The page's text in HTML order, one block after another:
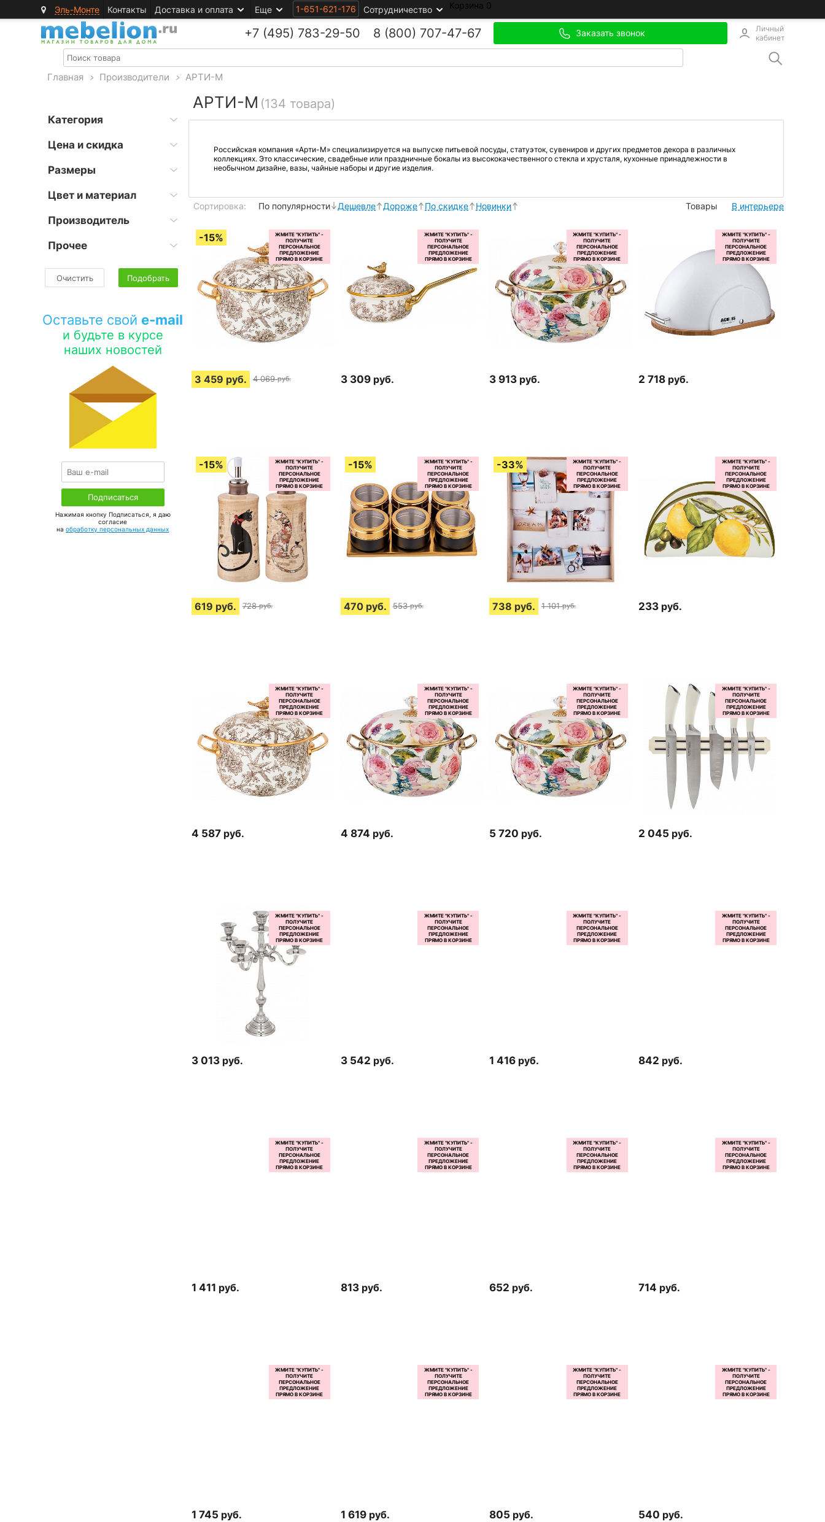
Эль-Монте Контакты Доставка и оплата Еще 1-651-621-176 Сотрудничество Корзина 0
+7 (495) 783-29-50 8 (800) 707-47-67 Заказать звонок
Личный
кабинет
Главная > Производители > АРТИ-М
Категория
Цена и скидка
Размеры
Цвет и материал
Производитель
Прочее
Очистить Подобрать
Оставьте свой e-mail
и будьте в курсе
наших новостей
Нажимая кнопку Подписаться, я даю
соглаcие
на обработку персональных данных
АРТИ-М (134 товара)
Российская компания «Арти-М» специализируется на выпуске питьевой посуды, статуэток, сувениров и других предметов декора в различных
коллекциях. Это классические, свадебные или праздничные бокалы из высококачественного стекла и хрусталя, кухонные принадлежности в
необычном дизайне, вазы, чайные наборы и другие изделия.
Сортировка: По популярности Дешевле Дороже По скидке Новинки Товары В интерьере
3 459 руб. 4 069 руб. 3 309 руб. 3 913 руб. 2 718 руб.
619 руб. 728 руб. 470 руб. 553 руб. 738 руб. 1 101 руб. 233 руб.
4 587 руб. 4 874 руб. 5 720 руб. 2 045 руб.
3 013 руб. 3 542 руб. 1 416 руб. 842 руб.
1 411 руб. 813 руб. 652 руб. 714 руб.
1 745 руб. 1 619 руб. 805 руб. 540 руб.